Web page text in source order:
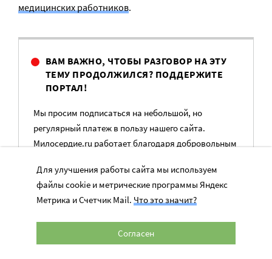
медицинских работников.
ВАМ ВАЖНО, ЧТОБЫ РАЗГОВОР НА ЭТУ
ТЕМУ ПРОДОЛЖИЛСЯ? ПОДДЕРЖИТЕ
ПОРТАЛ!
Мы просим подписаться на небольшой, но
регулярный платеж в пользу нашего сайта.
Милосердие.ru работает благодаря добровольным
командировки, съемки, зарплаты редакторов,
журналистов и техническую поддержку сайта
нужны средства.
ПОМОЧЬ ПОРТАЛУ
Для улучшения работы сайта мы используем
файлы cookie и метрические программы Яндекс
Метрика и Счетчик Mail. Что это значит?
Согласен